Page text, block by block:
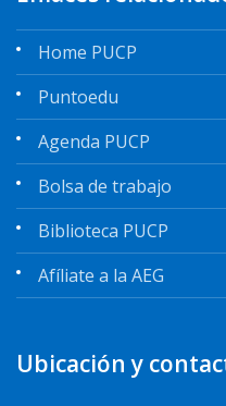
Home PUCP
Puntoedu
Agenda PUCP
Bolsa de trabajo
Biblioteca PUCP
Afíliate a la AEG
Ubicación y